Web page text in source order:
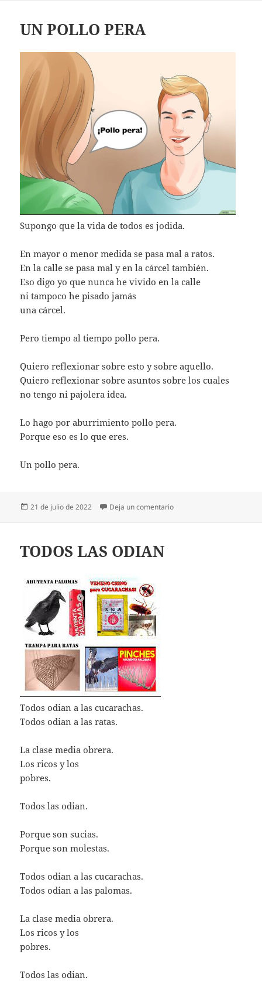
UN POLLO PERA
Supongo que la vida de todos es jodida.
En mayor o menor medida se pasa mal a ratos.
En la calle se pasa mal y en la cárcel también.
Eso digo yo que nunca he vivido en la calle
ni tampoco he pisado jamás
una cárcel.
Pero tiempo al tiempo pollo pera.
Quiero reflexionar sobre esto y sobre aquello.
Quiero reflexionar sobre asuntos sobre los cuales
no tengo ni pajolera idea.
Lo hago por aburrimiento pollo pera.
Porque eso es lo que eres.
Un pollo pera.
Publicado
21 de julio de 2022 Deja un comentarioen UN POLLO PERA
TODOS LAS ODIAN
Todos odian a las cucarachas.
Todos odian a las ratas.
La clase media obrera.
Los ricos y los
pobres.
Todos las odian.
Porque son sucias.
Porque son molestas.
Todos odian a las cucarachas.
Todos odian a las palomas.
La clase media obrera.
Los ricos y los
pobres.
Todos las odian.